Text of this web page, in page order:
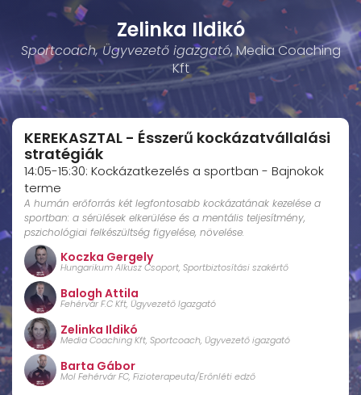
Zelinka Ildikó
Sportcoach, Ügyvezető igazgató, Media Coaching
Kft
KEREKASZTAL - Ésszerű kockázatvállalási
stratégiák
14:05-15:30: Kockázatkezelés a sportban - Bajnokok
terme
A humán erőforrás két legfontosabb kockázatának kezelése a
sportban: a sérülések elkerülése és a mentális teljesítmény,
pszichológiai felkészültség figyelése, növelése.
Koczka Gergely
Hungarikum Alkusz Csoport, Sportbiztosítási szakértő
Balogh Attila
Fehérvár F.C Kft, Ügyvezető Igazgató
Zelinka Ildikó
Media Coaching Kft, Sportcoach, Ügyvezető igazgató
Barta Gábor
Mol Fehérvár FC, Fizioterapeuta/Erőnléti edző